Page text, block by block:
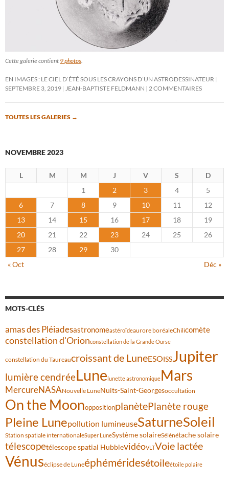
Cette galerie contient 9 photos.
EN IMAGES : LE CIEL D’ÉTÉ SOUS LES CRAYONS D’UN ASTRODESSINATEUR
SEPTEMBRE 3, 2019 JEAN-BAPTISTE FELDMANN 2 COMMENTAIRES
TOUTES LES GALERIES →
NOVEMBRE 2023
L M M J V S
D
1
2 3 4
5
6
7 8 9 10 11
12
13
14 15 16 17 18
19
20
21 22 23 24 25
26
27
28 29
30
« Oct
Déc »
MOTS-CLÉS
amas des Pléiadesastronomeastéroïdeaurore boréaleChilicomète
constellation d'Orionconstellation de la Grande Ourse
constellation du Taureaucroissant de LuneESOISSJupiter
lumière cendréeLune lunette astronomiqueMars
MercureNASANouvelle LuneNuits-Saint-Georgesoccultation
On the MoonoppositionplanètePlanète rouge
Pleine Lunepollution lumineuseSaturneSoleil
Station spatiale internationaleSuper LuneSystème solaireSélénétache solaire
télescopetélescope spatial HubblevidéoVLTVoie lactée
Vénuséclipse de Luneéphéméridesétoileétoile polaire